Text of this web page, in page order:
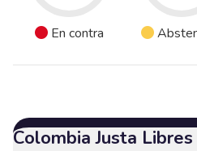
En contra
Colombia Justa Libres